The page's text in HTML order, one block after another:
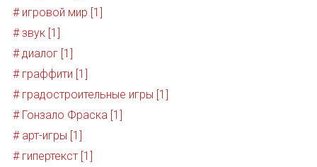
# игровой мир [1]
# звук [1]
# диалог [1]
# граффити [1]
# градостроительные игры [1]
# Гонзало Фраска [1]
# арт-игры [1]
# гипертекст [1]